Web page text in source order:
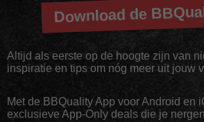
Download de
Altijd als eerste op de hoogte zijn van
inspiratie en tips om nóg meer uit jouw
Met de BBQuality App voor Android en
exclusieve App-Only deals die je